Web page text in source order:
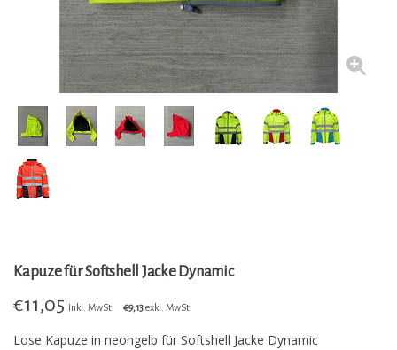
Kapuze für Softshell Jacke Dynamic
€11,05 Inkl. MwSt. €9,13exkl. MwSt.
Lose Kapuze in neongelb für Softshell Jacke Dynamic